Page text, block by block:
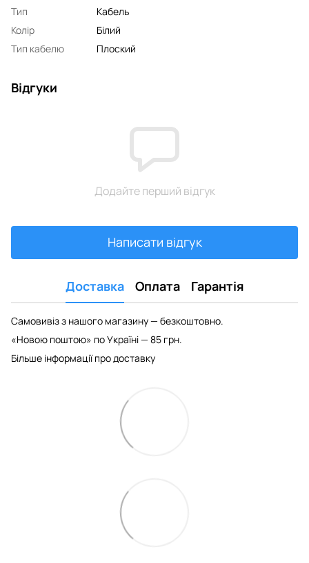
Тип
Кабель
Колір
Білий
Тип кабелю
Плоский
Відгуки
Додайте перший відгук
Написати відгук
Доставка Оплата Гарантія
Самовивіз з нашого магазину — безкоштовно.
«Новою поштою» по Україні — 85 грн.
Більше інформації про доставку